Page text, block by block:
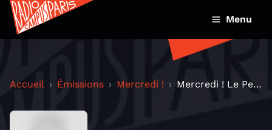
Menu
Accueil Émissions Mercredi ! Mercredi ! Le Petit Journal #2